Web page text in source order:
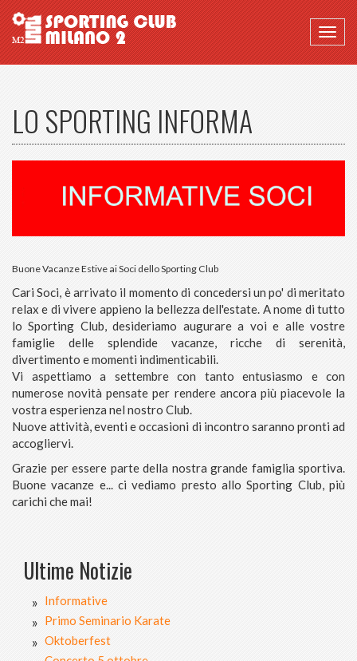
LO SPORTING INFORMA
Buone Vacanze Estive ai Soci dello Sporting Club
Cari Soci, è arrivato il momento di concedersi un po' di meritato
relax e di vivere appieno la bellezza dell'estate. A nome di tutto
lo Sporting Club, desideriamo augurare a voi e alle vostre
famiglie delle splendide vacanze, ricche di serenità,
divertimento e momenti indimenticabili.
Vi aspettiamo a settembre con tanto entusiasmo e con
numerose novità pensate per rendere ancora più piacevole la
vostra esperienza nel nostro Club.
Nuove attività, eventi e occasioni di incontro saranno pronti ad
accogliervi.
Grazie per essere parte della nostra grande famiglia sportiva.
Buone vacanze e... ci vediamo presto allo Sporting Club, più
carichi che mai!
Ultime Notizie
Informative
Primo Seminario Karate
Oktoberfest